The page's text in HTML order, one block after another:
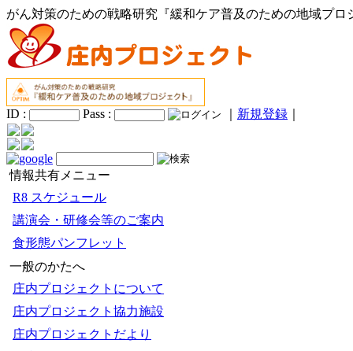
がん対策のための戦略研究『緩和ケア普及のための地域プロ
ID : Pass : 新規登録
情報共有メニュー
R8 スケジュール
講演会・研修会等のご案内
食形態パンフレット
一般のかたへ
庄内プロジェクトについて
庄内プロジェクト協力施設
庄内プロジェクトだより